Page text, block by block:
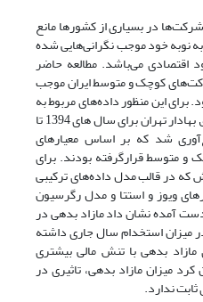
در بسیاری از کشورها مانع
نوبه خود موجب نگرانی‌هایی شده
اقتصادی می‌باشد. مطالعه حاضر
کوچک و متوسط ایران موجب
این منظور داده‌های مربوط به
64 شرکت پذیرفته در بورس اوراق بهادار تهران برای سال های 1394 تا
شد که بر اساس معیارهای
متوسط قرارگرفته بودند. برای
در قالب مدل داده‌های ترکیبی
ویوز و استتا و مدل رگرسیون
آمده نشان داد مازاد بدهی در
میزان استخدام سال جاری داشته
بدهی با تنش مالی بیشتری
میزان مازاد بدهی، تاثیری در
ندارد.